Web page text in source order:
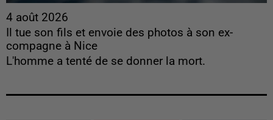
4 août 2026
Il tue son fils et envoie des photos à son ex-
compagne à Nice
L'homme a tenté de se donner la mort.